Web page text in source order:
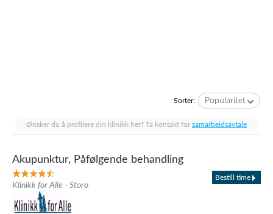
Sorter: Popularitet
Ønsker du å profilere din klinikk her? Ta kontakt for samarbeidsavtale
Akupunktur, Påfølgende behandling
Klinikk for Alle - Storo
Bestill time